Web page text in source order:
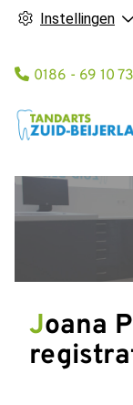
Instellingen
Tel:
0186 - 69 10 73
Joana Pinto BIG